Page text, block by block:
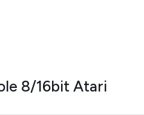
8/16bit Atari